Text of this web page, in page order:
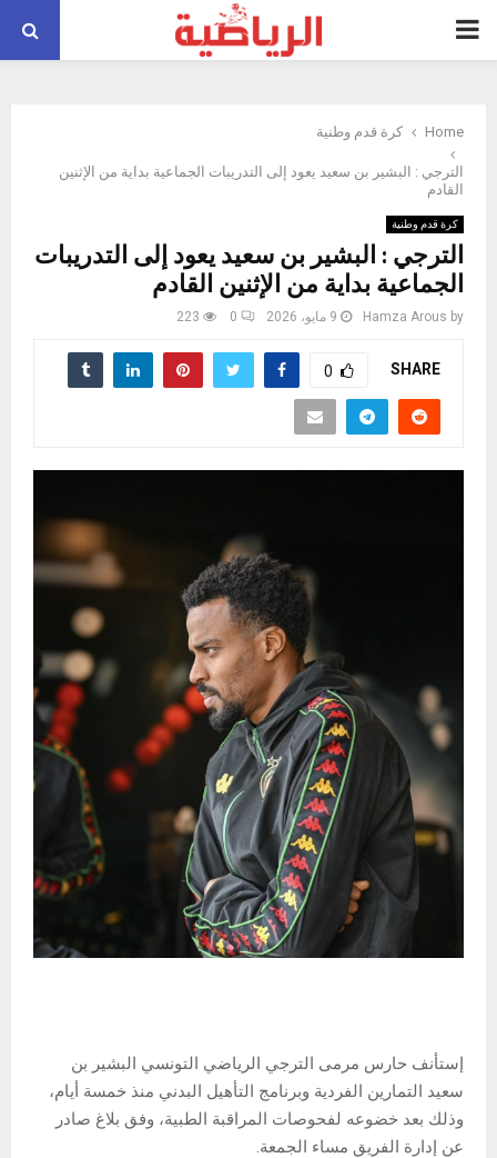
PRIMARY
Home كرة قدم وطنية
الترجي : البشير بن سعيد يعود إلى التدريبات الجماعية بداية من الإثنين
القادم
كرة قدم وطنية
الترجي : البشير بن سعيد يعود إلى التدريبات
الجماعية بداية من الإثنين القادم
by
Hamza Arous 9 مايو، 2026 0
223
SHARE
0
إستأنف حارس مرمى الترجي الرياضي التونسي البشير بن
سعيد التمارين الفردية وبرنامج التأهيل البدني منذ خمسة أيام،
وذلك بعد خضوعه لفحوصات المراقبة الطبية، وفق بلاغ صادر
عن إدارة الفريق مساء الجمعة.